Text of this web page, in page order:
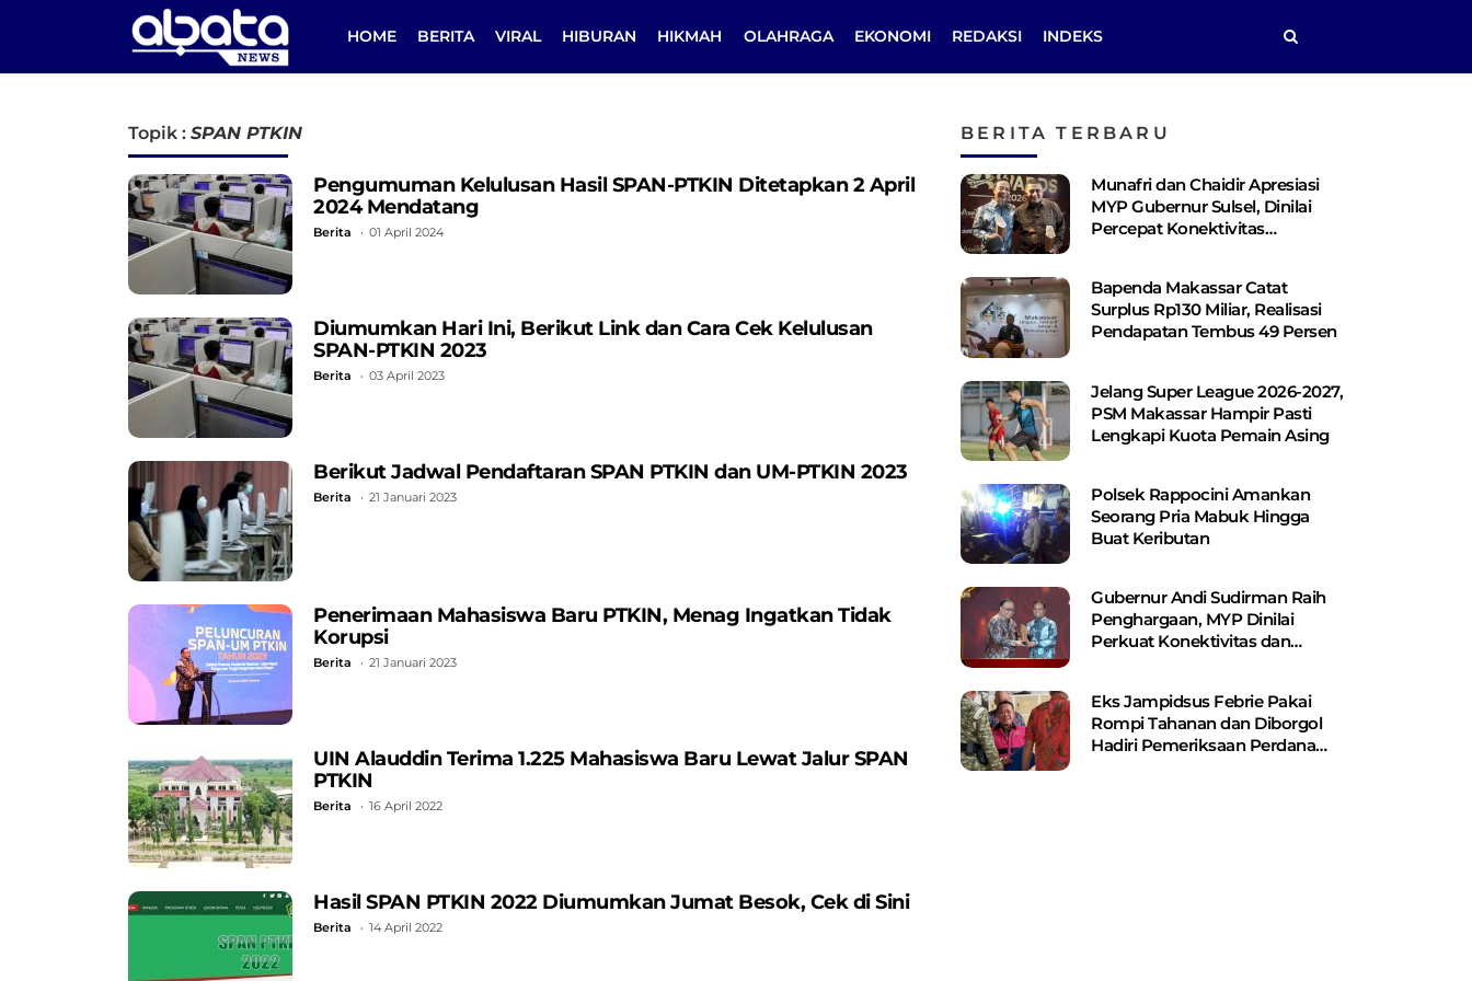
HOME BERITA VIRAL HIBURAN HIKMAH OLAHRAGA EKONOMI REDAKSI INDEKS
Topik : SPAN PTKIN
Pengumuman Kelulusan Hasil SPAN-PTKIN Ditetapkan 2 April
2024 Mendatang
Berita 01 April 2024
Diumumkan Hari Ini, Berikut Link dan Cara Cek Kelulusan
SPAN-PTKIN 2023
Berita 03 April 2023
Berikut Jadwal Pendaftaran SPAN PTKIN dan UM-PTKIN 2023
Berita 21 Januari 2023
Penerimaan Mahasiswa Baru PTKIN, Menag Ingatkan Tidak
Korupsi
Berita 21 Januari 2023
UIN Alauddin Terima 1.225 Mahasiswa Baru Lewat Jalur SPAN
PTKIN
Berita 16 April 2022
Hasil SPAN PTKIN 2022 Diumumkan Jumat Besok, Cek di Sini
Berita 14 April 2022
BERITA TERBARU
Munafri dan Chaidir Apresiasi
MYP Gubernur Sulsel, Dinilai
Percepat Konektivitas
Bapenda Makassar Catat
Surplus Rp130 ​​Miliar, Realisasi
Pendapatan Tembus 49 Persen
Jelang Super League 2026-2027,
PSM Makassar Hampir Pasti
Lengkapi Kuota Pemain Asing
Polsek Rappocini Amankan
Seorang Pria Mabuk Hingga
Buat Keributan
Gubernur Andi Sudirman Raih
Penghargaan, MYP Dinilai
Perkuat Konektivitas dan
Eks Jampidsus Febrie Pakai
Rompi Tahanan dan Diborgol
Hadiri Pemeriksaan Perdana